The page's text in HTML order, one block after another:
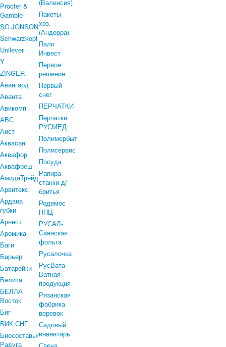
Procter &
Gamble
SC.JONSON
Schwarzkopf
Unilever
Y
ZINGER
Авангард
Аванта
Авикомп
АВС
Аист
Аквасан
Аквафор
Аквафреш
АмидаТрейд
Арвитекс
Ардана
губки
Арнест
Аромика
Баги
Барьер
Батарейки
Белита
БЕЛЛА
Восток
Биг
БИК СНГ
Биосоставы/
Радуга
(Валенсия)
Пакеты
хоз.
(Андорра)
Палп
Инвест
Первое
решение
Первый
снег
ПЕРЧАТКИ
Перчатки
РУСМЕД
Полимербыт
Полисервис
Посуда
Рапира
станки д/
бритья
Родемос
НПЦ
РУСАЛ-
Саянская
фольга
Русалочка
РусВата
Ватная
продукция
Рязанская
фабрика
веревок
Садовый
инвентарь